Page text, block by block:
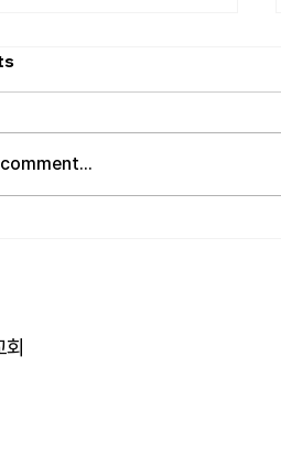
교회 소식
오늘 예배중에 있습니다.
8월 11일 화요일 오전 11
교회에서 호스트 합니
뵈러 텍사스에 이번 수요
요일까지